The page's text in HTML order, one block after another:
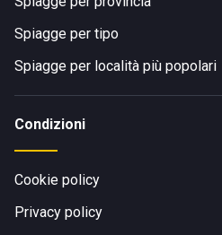
Spiagge per tipo
Spiagge per località più popolari
Condizioni
Cookie policy
Privacy policy